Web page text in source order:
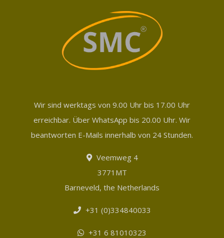
Wir sind werktags von 9.00 Uhr bis 17.00 Uhr
erreichbar. Über WhatsApp bis 20.00 Uhr. Wir
beantworten E-Mails innerhalb von 24 Stunden.
Veemweg 4
3771MT
Barneveld, the Netherlands
+31 (0)334840033
+31 6 81010323